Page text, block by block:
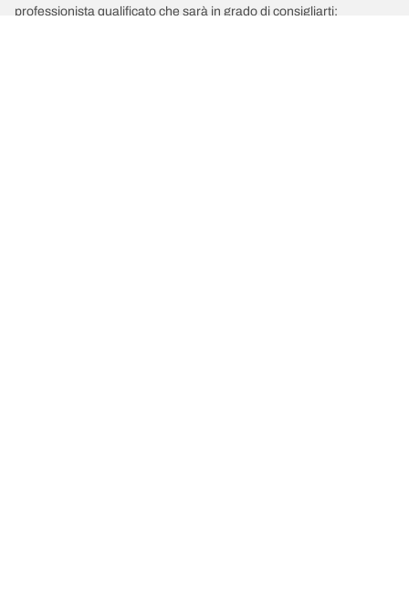
professionista qualificato che sarà in grado di consigliarti: